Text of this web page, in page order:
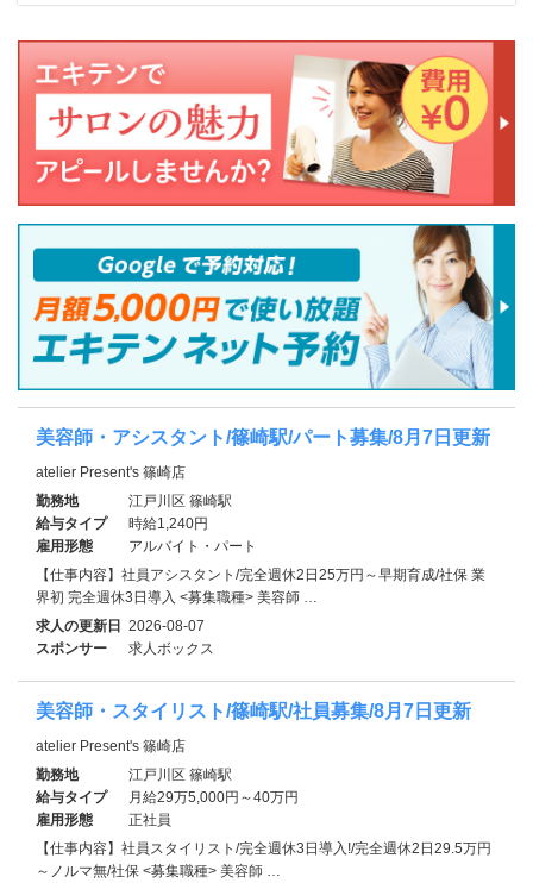
美容師・アシスタント/篠崎駅/パート募集/8月7日更新
atelier Present's 篠崎店
勤務地
江戸川区 篠崎駅
給与タイプ
時給1,240円
雇用形態
アルバイト・パート
【仕事内容】社員アシスタント/完全週休2日25万円～早期育成/社保 業
界初 完全週休3日導入 <募集職種> 美容師 …
求人の更新日 2026-08-07
スポンサー
求人ボックス
美容師・スタイリスト/篠崎駅/社員募集/8月7日更新
atelier Present's 篠崎店
勤務地
江戸川区 篠崎駅
給与タイプ
月給29万5,000円～40万円
雇用形態
正社員
【仕事内容】社員スタイリスト/完全週休3日導入!/完全週休2日29.5万円
～ノルマ無/社保 <募集職種> 美容師 …